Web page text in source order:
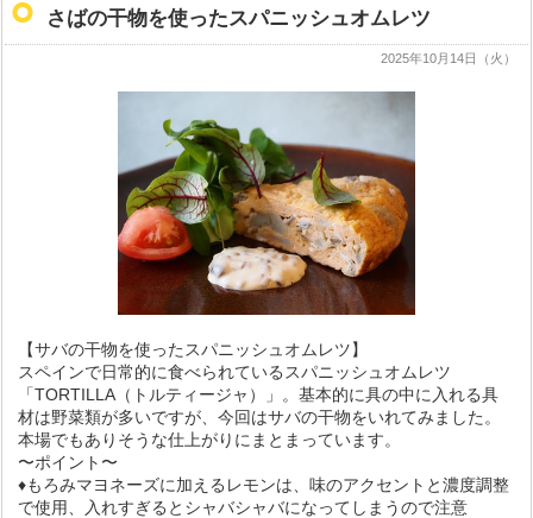
さばの干物を使ったスパニッシュオムレツ
2025年10月14日（火）
【サバの干物を使ったスパニッシュオムレツ】
スペインで日常的に食べられているスパニッシュオムレツ
「TORTILLA（トルティージャ）」。基本的に具の中に入れる具
材は野菜類が多いですが、今回はサバの干物をいれてみました。
本場でもありそうな仕上がりにまとまっています。
〜ポイント〜
♦︎もろみマヨネーズに加えるレモンは、味のアクセントと濃度調整
で使用、入れすぎるとシャバシャバになってしまうので注意